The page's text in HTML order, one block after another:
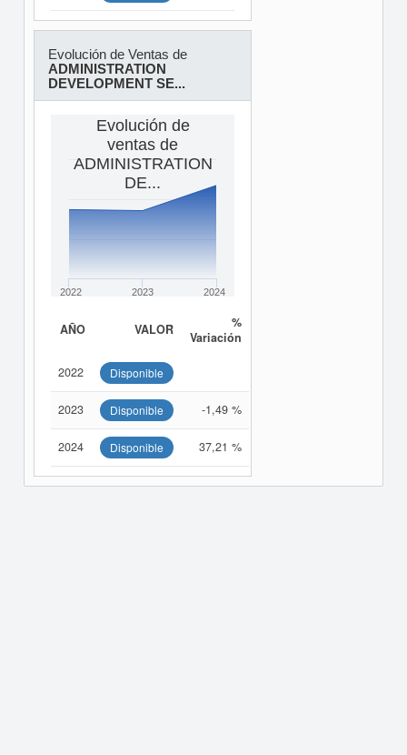
Evolución de Ventas de
ADMINISTRATION
DEVELOPMENT SE...
Evolución de
ventas de
ADMINISTRATION
DE...
2022 2023 2024
AÑO VALOR
%
Variación
2022 Disponible
2023 Disponible -1,49 %
2024 Disponible 37,21 %